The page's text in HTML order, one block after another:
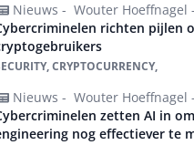
Nieuws - Wouter Hoeffnagel -
richten pijlen
CRYPTOCURRENCY,
Nieuws - Wouter Hoeffnagel -
zetten AI in
nog effectiever te